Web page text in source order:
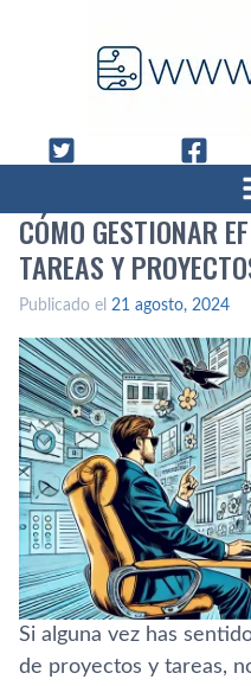
CÓMO GESTIONAR
TAREAS Y
Publicado el 21 agosto, 2024
Si alguna vez has
de proyectos y tareas,